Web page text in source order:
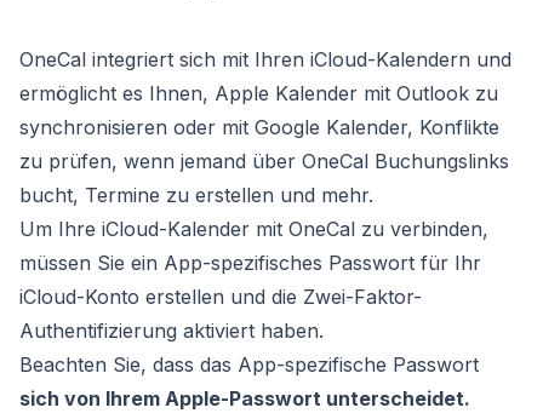
OneCal integriert sich mit Ihren iCloud-Kalendern und
ermöglicht es Ihnen, Apple Kalender mit Outlook zu
synchronisieren oder mit Google Kalender, Konflikte
zu prüfen, wenn jemand über OneCal Buchungslinks
bucht, Termine zu erstellen und mehr.
Um Ihre iCloud-Kalender mit OneCal zu verbinden,
müssen Sie ein App-spezifisches Passwort für Ihr
iCloud-Konto erstellen und die Zwei-Faktor-
Authentifizierung aktiviert haben.
Beachten Sie, dass das App-spezifische Passwort
sich von Ihrem Apple-Passwort unterscheidet.